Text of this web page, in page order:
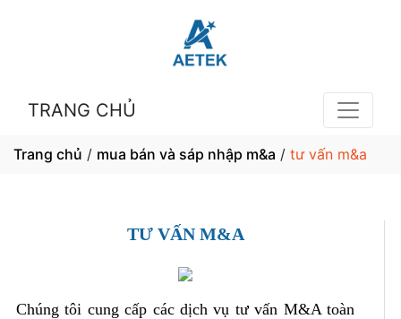
TRANG CHỦ
Trang chủ / mua bán và sáp nhập m&a / tư vấn m&a
TƯ VẤN M&A
Chúng tôi cung cấp các dịch vụ tư vấn M&A toàn